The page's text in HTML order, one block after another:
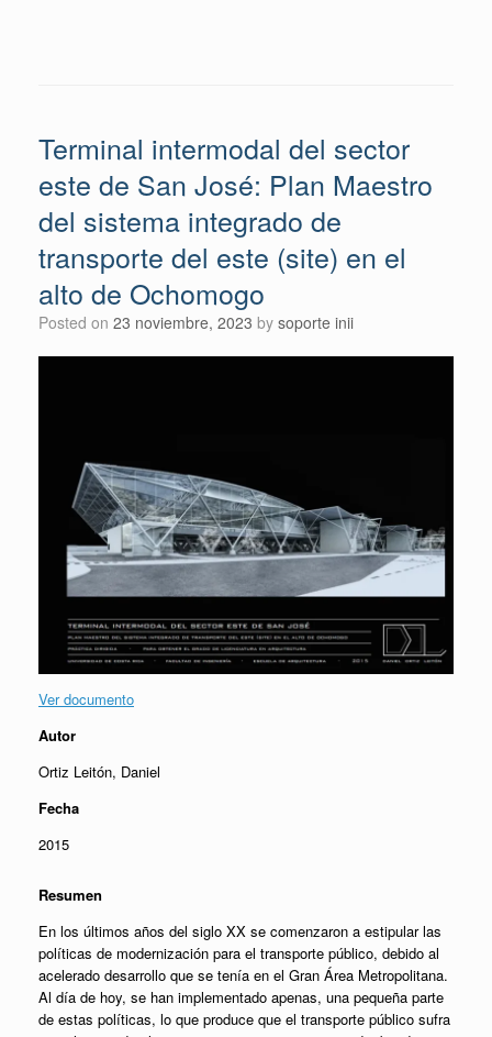
Terminal intermodal del sector
este de San José: Plan Maestro
del sistema integrado de
transporte del este (site) en el
alto de Ochomogo
Posted on 23 noviembre, 2023 by soporte inii
Ver documento
Autor
Ortiz Leitón, Daniel
Fecha
2015
Resumen
En los últimos años del siglo XX se comenzaron a estipular las
políticas de modernización para el transporte público, debido al
acelerado desarrollo que se tenía en el Gran Área Metropolitana.
Al día de hoy, se han implementado apenas, una pequeña parte
de estas políticas, lo que produce que el transporte público sufra